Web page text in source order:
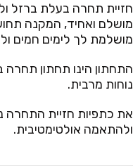
חזיית תחרה בעלת ברזל
מושלם ואחיד, המקנה
מושלמת לך לימים חמים
התחתון הינו תחתון תחרה
נוחות מרבית.
את כתפיות חזיית התחרה
ולהתאמה אולטימטיבית.